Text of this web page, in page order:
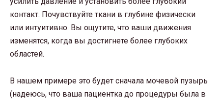
контакт. Почувствуйте ткани в глубине физически
или интуитивно. Вы ощутите, что ваши движения
изменятся, когда вы достигнете более глубоких
областей.
В нашем примере это будет сначала мочевой пузырь
(надеюсь, что ваша пациентка до процедуры была в